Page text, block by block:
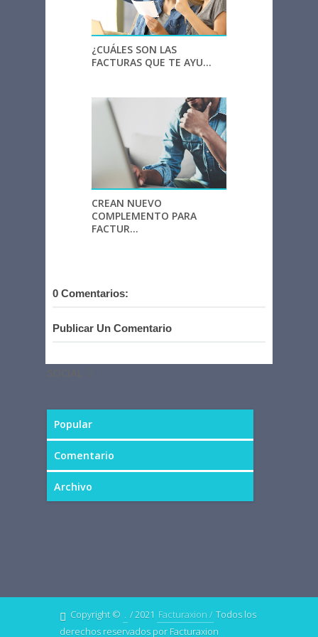
¿CUÁLES SON LAS
FACTURAS QUE TE AYU...
CREAN NUEVO
COMPLEMENTO PARA
FACTUR...
0 Comentarios:
Publicar Un Comentario
Popular
Comentario
Archivo
Copyright © . / 2021 Facturaxion / Todos los
derechos reservados por Facturaxion